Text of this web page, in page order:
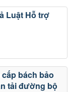
Luật Hỗ trợ
bách bảo
tải đường bộ